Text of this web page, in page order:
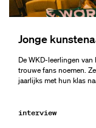
Jonge
De WKD-leerlingen
trouwe fans noemen.
jaarlijks met hun klas
interview